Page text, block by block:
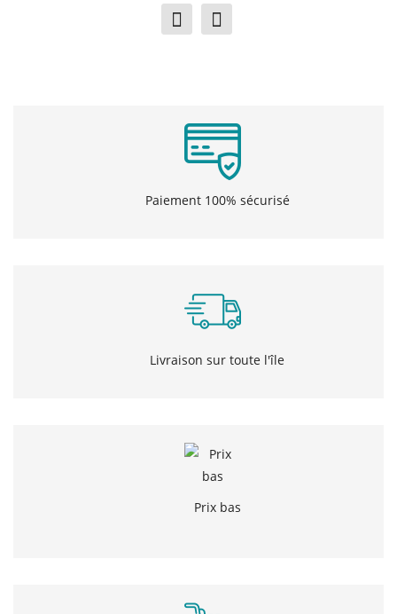
Paiement 100% sécurisé
Livraison sur toute l'île
Prix bas